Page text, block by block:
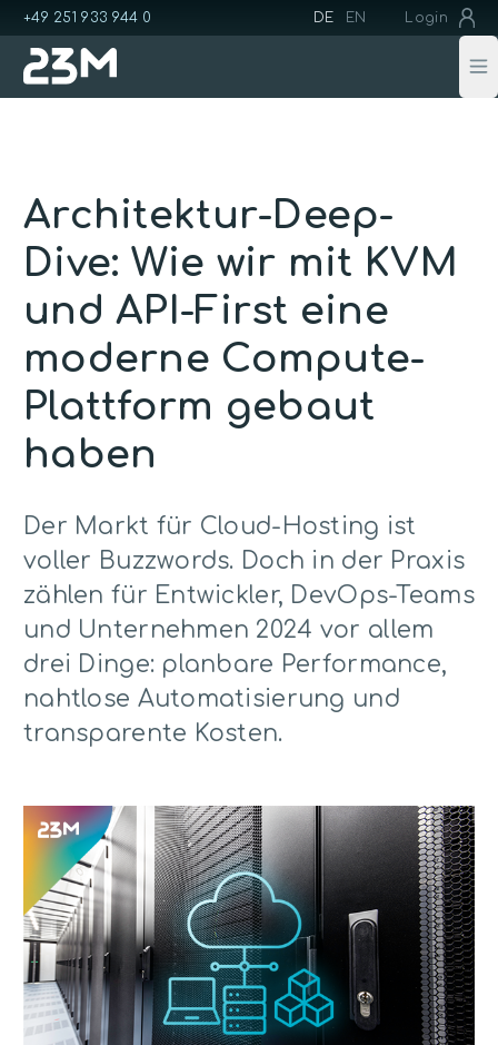
+49 251 933 944 0 DE EN Login
Architektur-Deep-
Dive: Wie wir mit KVM
und API-First eine
moderne Compute-
Plattform gebaut
haben
Der Markt für Cloud-Hosting ist
voller Buzzwords. Doch in der Praxis
zählen für Entwickler, DevOps-Teams
und Unternehmen 2024 vor allem
drei Dinge: planbare Performance,
nahtlose Automatisierung und
transparente Kosten.